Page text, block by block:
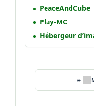
PeaceAndCube
Play-MC
Hébergeur